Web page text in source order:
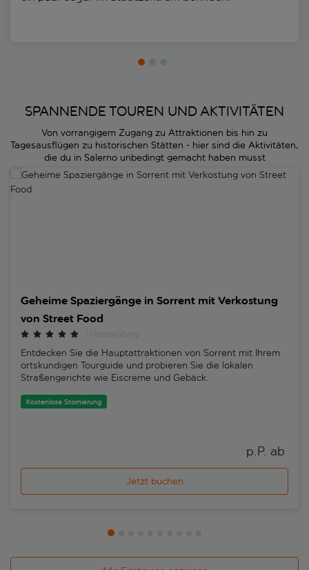
SPANNENDE TOUREN UND AKTIVITÄTEN
Von vorrangigem Zugang zu Attraktionen bis hin zu
Tagesausflügen zu historischen Stätten - hier sind die Aktivitäten,
die du in Salerno unbedingt gemacht haben musst
Geheime Spaziergänge in Sorrent mit Verkostung von Street Food
Geheime Spaziergänge in Sorrent mit Verkostung
von Street Food
Entdecken Sie die Hauptattraktionen von Sorrent mit Ihrem
ortskundigen Tourguide und probieren Sie die lokalen
Straßengerichte wie Eiscreme und Gebäck.
Kostenlose Stornierung
p.P. ab
Jetzt buchen